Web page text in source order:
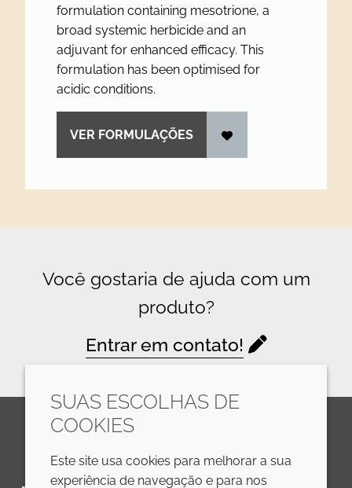
formulation containing mesotrione, a
broad systemic herbicide and an
adjuvant for enhanced efficacy. This
formulation has been optimised for
acidic conditions.
VER FORMULAÇÕES
Você gostaria de ajuda com um
produto?
Entrar em contato!
LinkedInYoutubeLine
SUAS ESCOLHAS DE
COOKIES
Este site usa cookies para melhorar a sua
experiência de navegação e para nos